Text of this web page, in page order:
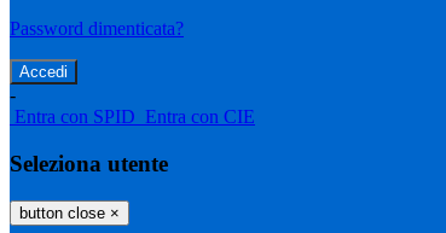
Password dimenticata?
-
Entra con SPID Entra con CIE
Seleziona utente
button close ×